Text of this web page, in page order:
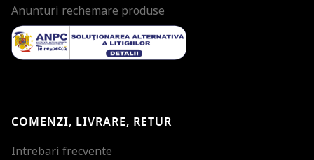
Anunturi rechemare produse
COMENZI, LIVRARE, RETUR
Intrebari frecvente